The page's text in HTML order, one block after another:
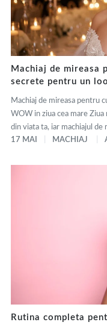
Machiaj de mireasa
secrete pentru un
Machiaj de mireasa pentru
WOW in ziua cea mare
din viata ta, iar machiajul de
17 MAI
MACHIAJ
Rutina completa